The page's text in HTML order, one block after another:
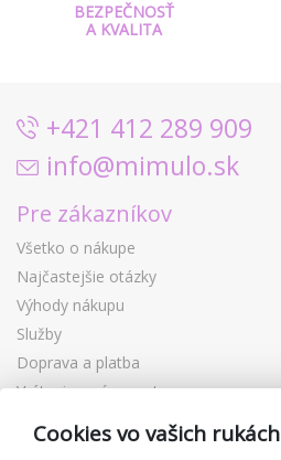
BEZPEČNOSŤ
A KVALITA
+421 412 289 909
info@mimulo.sk
Pre zákazníkov
Všetko o nákupe
Najčastejšie otázky
Výhody nákupu
Služby
Doprava a platba
Vrátenie a výmena tovaru
Reklamácia
Darčekové poukážky
Cookies vo vašich rukách